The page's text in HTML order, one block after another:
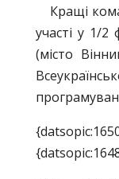
Кращі
участі у 1/2
(місто